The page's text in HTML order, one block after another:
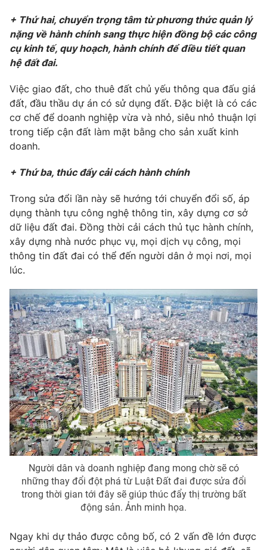
Theo dõi báo trên
Cơ quan chủ quản:
Giấy phép hoạt động báo in và báo điện tử số 483/GP-BTTTT
Tổng Biên tập:Vũ Thanh Thủy
Phó Tổng Biên tập:Nguyễn Thị Mỹ Hạnh, Phạm Quốc Thắng,
Nguyễn Trọng Ninh
Tổng đài VTV:024.38 355 931 - 024.38 355 932
Ðiện thoại Thời báo VTV:
Liên hệ quảng cáo:024-7300.7108
® Cấm sao chép dưới mọi hình thức nếu không có sự chấp
thuận bằng văn bản. Ghi rõ nguồn VTV.vn khi phát hành lại
thông tin từ website này.
+ Thứ hai, chuyển trọng tâm từ phương thức quản lý
nặng về hành chính sang thực hiện đồng bộ các công
cụ kinh tế, quy hoạch, hành chính để điều tiết quan
hệ đất đai.
Việc giao đất, cho thuê đất chủ yếu thông qua đấu giá
đất, đầu thầu dự án có sử dụng đất. Đặc biệt là có các
cơ chế để doanh nghiệp vừa và nhỏ, siêu nhỏ thuận lợi
trong tiếp cận đất làm mặt bằng cho sản xuất kinh
doanh.
+ Thứ ba, thúc đẩy cải cách hành chính
Trong sửa đổi lần này sẽ hướng tới chuyển đổi số, áp
dụng thành tựu công nghệ thông tin, xây dựng cơ sở
dữ liệu đất đai. Đồng thời cải cách thủ tục hành chính,
xây dựng nhà nước phục vụ, mọi dịch vụ công, mọi
thông tin đất đai có thể đến người dân ở mọi nơi, mọi
lúc.
Người dân và doanh nghiệp đang mong chờ sẽ có
những thay đổi đột phá từ Luật Đất đai được sửa đổi
trong thời gian tới đây sẽ giúp thúc đẩy thị trường bất
động sản. Ảnh minh họa.
Ngay khi dự thảo được công bố, có 2 vấn đề lớn được